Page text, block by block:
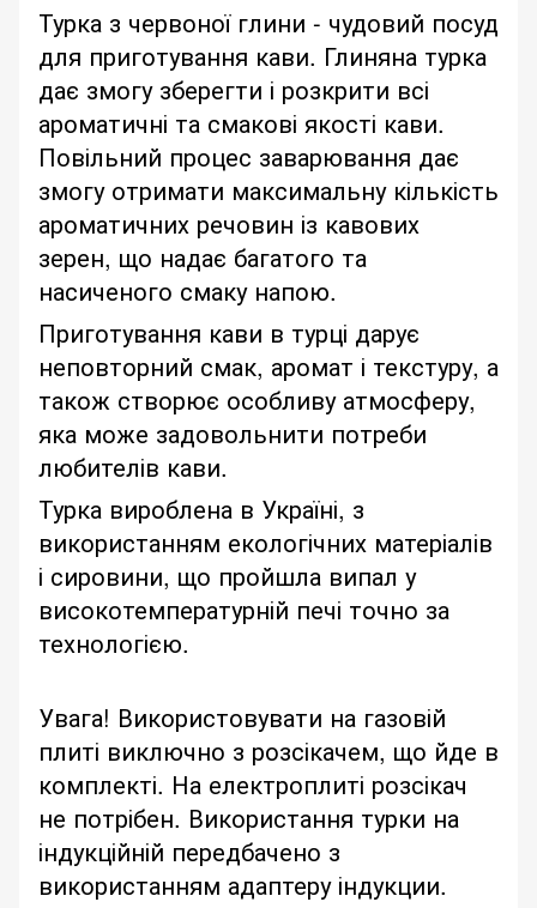
Турка з червоної глини - чудовий посуд
для приготування кави. Глиняна турка
дає змогу зберегти і розкрити всі
ароматичні та смакові якості кави.
Повільний процес заварювання дає
змогу отримати максимальну кількість
ароматичних речовин із кавових
зерен, що надає багатого та
насиченого смаку напою.
Приготування кави в турці дарує
неповторний смак, аромат і текстуру, а
також створює особливу атмосферу,
яка може задовольнити потреби
любителів кави.
Турка вироблена в Україні, з
використанням екологічних матеріалів
і сировини, що пройшла випал у
високотемпературній печі точно за
технологією.
Увага! Використовувати на газовій
плиті виключно з розсікачем, що йде в
комплекті. На електроплиті розсікач
не потрібен. Використання турки на
індукційній передбачено з
використанням адаптеру індукции.